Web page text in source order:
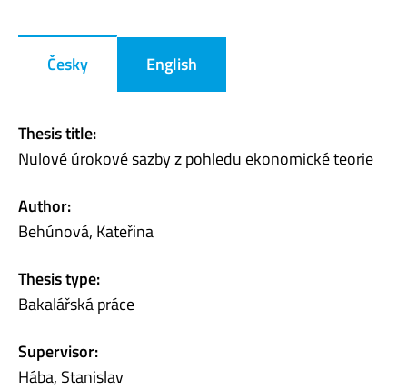
Česky English
Thesis title:
Nulové úrokové sazby z pohledu ekonomické teorie
Author:
Behúnová, Kateřina
Thesis type:
Bakalářská práce
Supervisor:
Hába, Stanislav